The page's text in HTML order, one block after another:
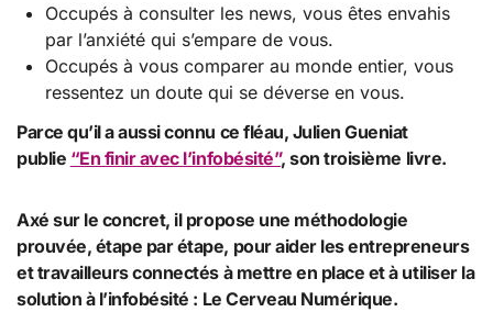
Occupés à consulter les news, vous êtes envahis
par l’anxiété qui s’empare de vous.
Occupés à vous comparer au monde entier, vous
ressentez un doute qui se déverse en vous.
Parce qu’il a aussi connu ce fléau, Julien Gueniat
publie “En finir avec l’infobésité”, son troisième livre.
Axé sur le concret, il propose une méthodologie
prouvée, étape par étape, pour aider les entrepreneurs
et travailleurs connectés à mettre en place et à utiliser la
solution à l’infobésité : Le Cerveau Numérique.